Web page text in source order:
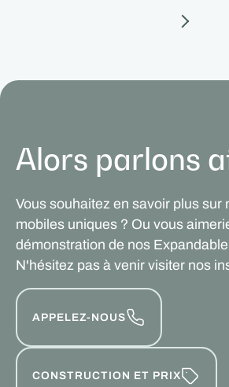
Alors parlons
Vous souhaitez en savoir plus sur
mobiles uniques ? Ou vous
démonstration de nos
N'hésitez pas à venir visiter nos
APPELEZ-NOUS
CONSTRUCTION ET PRIX